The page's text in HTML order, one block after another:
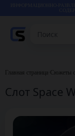
КАЗИНО
Главная страница Сюжеты
Слот Space